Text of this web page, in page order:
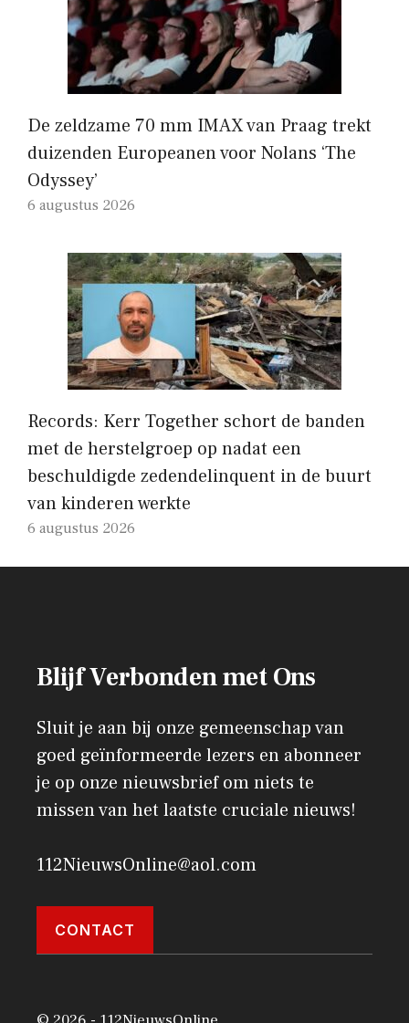
De zeldzame 70 mm IMAX van Praag trekt
duizenden Europeanen voor Nolans ‘The
Odyssey’
6 augustus 2026
Records: Kerr Together schort de banden
met de herstelgroep op nadat een
beschuldigde zedendelinquent in de buurt
van kinderen werkte
6 augustus 2026
Blijf Verbonden met Ons
Sluit je aan bij onze gemeenschap van
goed geïnformeerde lezers en abonneer
je op onze nieuwsbrief om niets te
missen van het laatste cruciale nieuws!
112NieuwsOnline@aol.com
CONTACT